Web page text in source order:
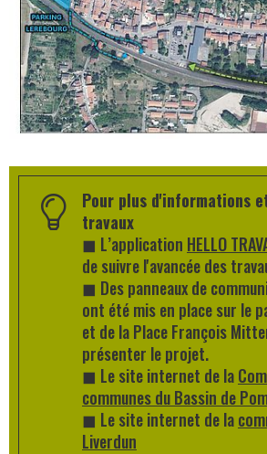
Pour plus d'informations
travaux
◼ L’application HELLO
de suivre l'avancée des
◼ Des panneaux de
ont été mis en place sur le
et de la Place François
présenter le projet.
◼ Le site internet de la
communes du Bassin de
◼ Le site internet de la
Liverdun